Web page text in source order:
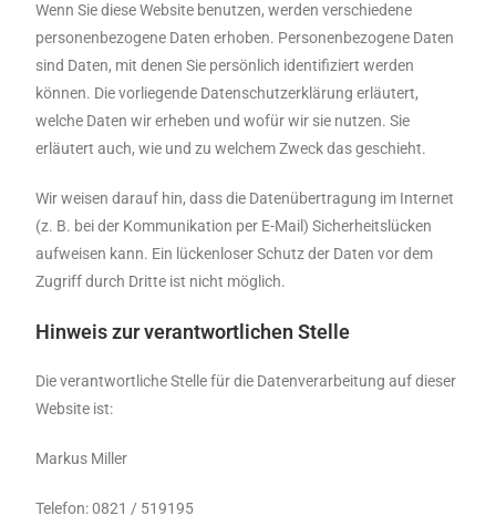
Wenn Sie diese Website benutzen, werden verschiedene
personenbezogene Daten erhoben. Personenbezogene Daten
sind Daten, mit denen Sie persönlich identifiziert werden
können. Die vorliegende Datenschutzerklärung erläutert,
welche Daten wir erheben und wofür wir sie nutzen. Sie
erläutert auch, wie und zu welchem Zweck das geschieht.
Wir weisen darauf hin, dass die Datenübertragung im Internet
(z. B. bei der Kommunikation per E-Mail) Sicherheitslücken
aufweisen kann. Ein lückenloser Schutz der Daten vor dem
Zugriff durch Dritte ist nicht möglich.
Hinweis zur verantwortlichen Stelle
Die verantwortliche Stelle für die Datenverarbeitung auf dieser
Website ist:
Markus Miller
Telefon: 0821 / 519195